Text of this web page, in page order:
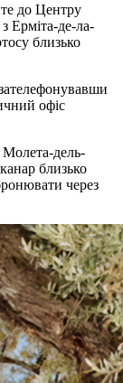
до Центру
Ерміта-де-ла-
близько
офіс
Молета-дель-
близько
через